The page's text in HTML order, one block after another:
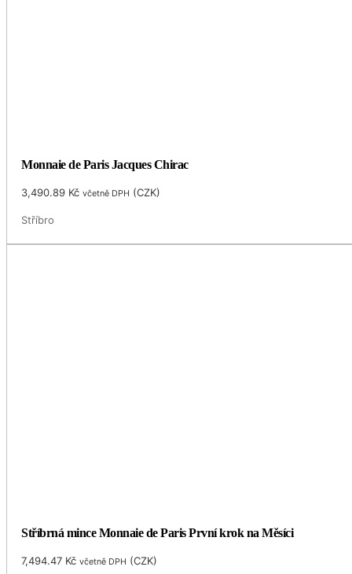
Monnaie de Paris Jacques Chirac
3,490.89 Kč včetně DPH (CZK)
Stříbro
Stříbrná mince Monnaie de Paris První krok na Měsíci
7,494.47 Kč včetně DPH (CZK)